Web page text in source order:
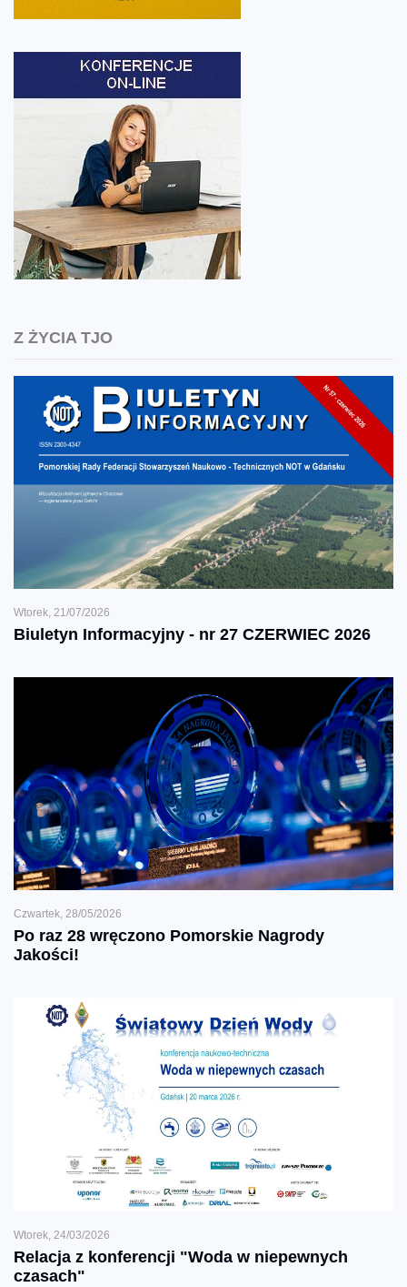
Z ŻYCIA TJO
Wtorek, 21/07/2026
Biuletyn Informacyjny - nr 27 CZERWIEC 2026
Czwartek, 28/05/2026
Po raz 28 wręczono Pomorskie Nagrody
Jakości!
Wtorek, 24/03/2026
Relacja z konferencji "Woda w niepewnych
czasach"